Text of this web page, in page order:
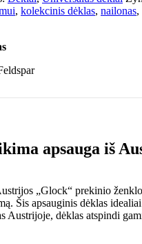
, kolekcinis dėklas, nailonas,
apsauga iš
„Glock“ prekinio
Šis apsauginis dėklas
Austrijoje, dėklas atspindi